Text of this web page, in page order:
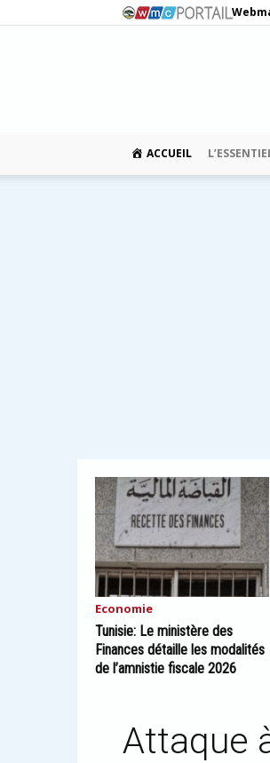
ACCUEIL
Economie
Tunisie: Le ministère des
Finances détaille les modalités
de l’amnistie fiscale 2026
Attaque